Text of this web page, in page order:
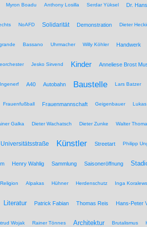
Myron Boadu Anthony Losilla Serdar Yüksel Dr.
NoAFD Solidarität Demonstration Dieter
Bassano Uhrmacher Willy Köhler Handwerk
Jesko Sirvend Kinder Anneliese Brost
A40 Autobahn Baustelle Lars Batzer
Frauenfußball Frauenmannschaft Geigenbauer
Galka Dieter Wachatsch Dieter Zunke Walter
Universitätsstraße Künstler Streetart Philipp
Henry Wahlig Sammlung Saisoneröffnung
Religion Alpakas Hühner Herdenschutz Inga
Literatur Patrick Fabian Thomas Reis Hans-Peter
Wojak Rainer Tönnes Architektur Brutalismus